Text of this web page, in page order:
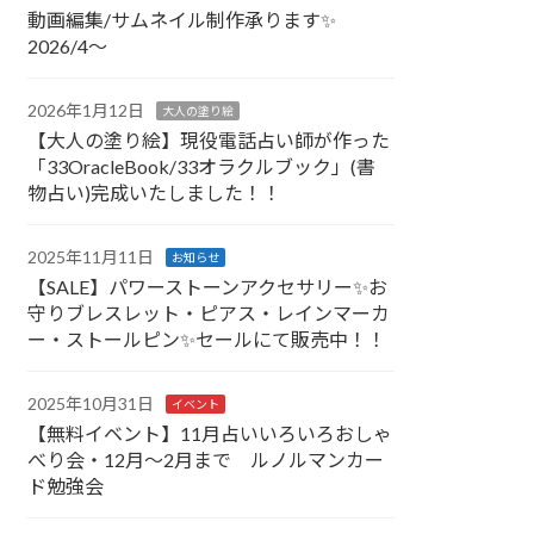
動画編集/サムネイル制作承ります✨
2026/4～
2026年1月12日 大人の塗り絵
【大人の塗り絵】現役電話占い師が作った
「33OracleBook/33オラクルブック」(書
物占い)完成いたしました！！
2025年11月11日 お知らせ
【SALE】パワーストーンアクセサリー✨お
守りブレスレット・ピアス・レインマーカ
ー・ストールピン✨セールにて販売中！！
2025年10月31日 イベント
【無料イベント】11月占いいろいろおしゃ
べり会・12月～2月まで ルノルマンカー
ド勉強会